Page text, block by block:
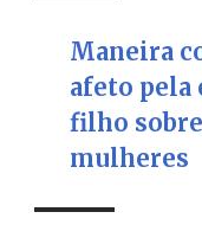
Maneira
afeto pela
filho
mulheres